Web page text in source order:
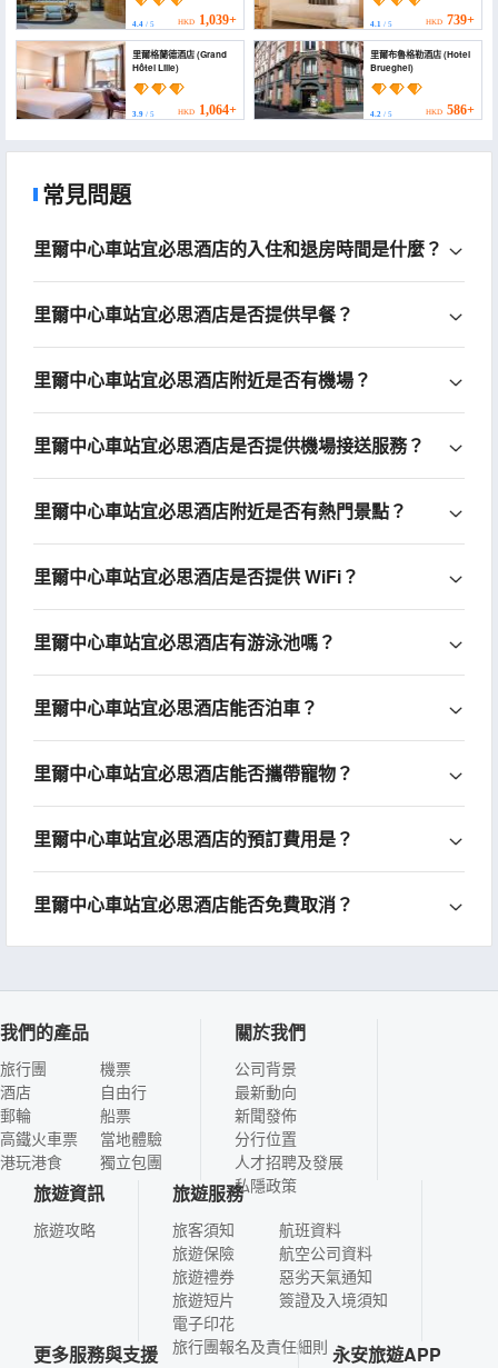
4.4 / 5 HKD 1,039+ 4.1/ 5 HKD 739+
里爾格蘭德酒店 (Grand
Hôtel Lille)
3.9 / 5 HKD 1,064+
里爾布魯格勒酒店 (Hotel
Brueghel)
4.2/ 5 HKD 586+
常見問題
里爾中心車站宜必思酒店的入住和退房時間是什麼？
里爾中心車站宜必思酒店是否提供早餐？
里爾中心車站宜必思酒店附近是否有機場？
里爾中心車站宜必思酒店是否提供機場接送服務？
里爾中心車站宜必思酒店附近是否有熱門景點？
里爾中心車站宜必思酒店是否提供 WiFi？
里爾中心車站宜必思酒店有游泳池嗎？
里爾中心車站宜必思酒店能否泊車？
里爾中心車站宜必思酒店能否攜帶寵物？
里爾中心車站宜必思酒店的預訂費用是？
里爾中心車站宜必思酒店能否免費取消？
我們的產品
旅行團
酒店
郵輪
高鐵火車票
港玩港食
機票
自由行
船票
當地體驗
獨立包團
關於我們
公司背景
最新動向
新聞發佈
分行位置
人才招聘及發展
私隱政策
旅遊資訊
旅遊攻略
旅遊服務
旅客須知
旅遊保險
旅遊禮券
旅遊短片
電子印花
航班資料
航空公司資料
惡劣天氣通知
簽證及入境須知
旅行團報名及責任細則
更多服務與支援 永安旅遊APP